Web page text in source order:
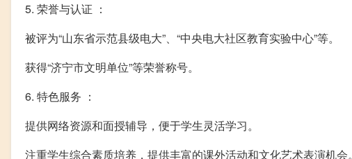
5. 荣誉与认证 ：
被评为“山东省示范县级电大”、“中央电大社区教育实验中心”等。
获得“济宁市文明单位”等荣誉称号。
6. 特色服务 ：
提供网络资源和面授辅导，便于学生灵活学习。
注重学生综合素质培养，提供丰富的课外活动和文化艺术表演机会。